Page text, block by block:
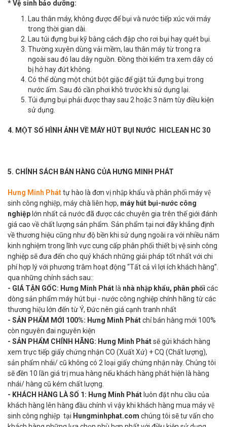
* Vệ sinh bảo dưỡng:
Lau thân máy, không được để bụi và nước tiếp xúc với máy
trong thời gian dài.
Lau túi đựng bụi kỹ bằng cách đập cho rơi bụi hay quét bụi.
Thường xuyên dùng vải mềm, lau thân máy từ trong ra
ngoài sau đó lau dây nguồn. Đồng thời kiểm tra xem dây có
bị hở hay đứt không.
Có thể dùng một chút bột giặc để giặt túi đựng bụi trong
nước ấm. Sau đó cần phơi khô trước khi sử dụng lại.
Túi đựng bụi phải được thay sau 2 hoặc 3 năm tùy điều kiện
sử dụng.
4. MỘT SỐ HÌNH ẢNH VỀ MÁY HÚT BỤI NƯỚC HICLEAN HC 30
5. CHÍNH SÁCH BÁN HÀNG CỦA HƯNG MINH PHÁT
Hưng Minh Pháttự hào là đơn vị nhập khẩu và phân phối máy vệ
sinh công nghiệp, máy chà liên hợp, máy hút bụi-nước công
nghiệp lớn nhất cả nước đã được các chuyên gia trên thế giới đánh
giá cao về chất lượng sản phẩm. Sản phẩm tại nơi đây khẳng định
về thương hiệu cũng như độ bền khi sử dụng ngoài ra với nhiều năm
kinh nghiệm trong lĩnh vực cung cấp phân phối thiết bị vệ sinh công
nghiệp sẽ đưa đến cho quý khách những giải pháp tốt nhất với chi
phí hợp lý với phương trâm hoạt động “Tất cả vì lợi ích khách hàng”.
qua những chính sách sau::
- GIÁ TẬN GỐC: Hưng Minh Phát là nhà nhập khẩu, phân phối các
dòng sản phẩm máy hút bụi - nước công nghiệp chính hãng từ các
thương hiệu lớn đến từ Ý, Đức nên giá cạnh tranh nhất
- SẢN PHẨM MỚI 100%: Hưng Minh Phátchỉ bán hàng mới 100%
còn nguyên đai nguyên kiện
- SẢN PHẨM CHÍNH HÃNG: Hưng Minh Phátsẽ gửi khách hàng
xem trực tiếp giấy chứng nhận CO (Xuất Xứ) + CQ (Chất lượng),
sản phẩm nhái/ cũ không có 2 loại giấy chứng nhận này. Chúng tôi
sẽ đền 10 lần giá trị mua hàng nếu khách hàng phát hiện là hàng
nhái/ hàng cũ kém chất lượng.
- KHÁCH HÀNG LÀ SỐ 1: Hưng Minh Phát luôn đặt nhu cầu của
khách hàng lên hàng đầu chính vì vậy khi khách hàng mua máy vệ
sinh công nghiệp tại Hungminhphat.com chúng tôi sẽ tư vấn cho